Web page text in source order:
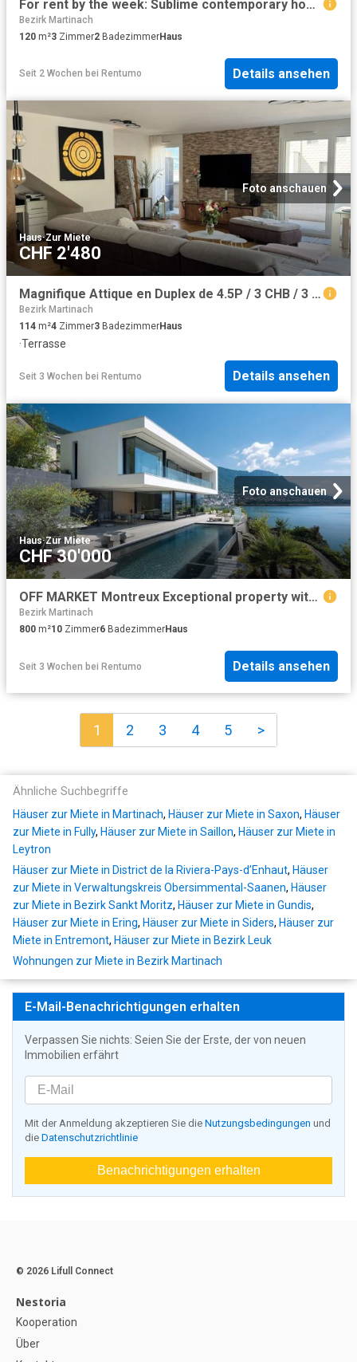
For rent by the week: Sublime contemporary house of 3.5 rooms in Lens
Bezirk Martinach
120 m²3 Zimmer2 BadezimmerHaus
Seit 2 Wochen bei Rentumo Details ansehen
Foto anschauen
Haus·Zur Miete
CHF 2'480
Magnifique Attique en Duplex de 4.5P / 3 CHB / 3 SDB / 1 grande terrasse / vue magnifique
Bezirk Martinach
114 m²4 Zimmer3 BadezimmerHaus
·Terrasse
Seit 3 Wochen bei Rentumo Details ansehen
Foto anschauen
Haus·Zur Miete
CHF 30'000
OFF MARKET Montreux Exceptional property with panoramic views of the lake and the Alps
Bezirk Martinach
800 m²10 Zimmer6 BadezimmerHaus
Seit 3 Wochen bei Rentumo Details ansehen
1 2 3 4 5 >
Ähnliche Suchbegriffe
Häuser zur Miete in Martinach, Häuser zur Miete in Saxon, Häuser
zur Miete in Fully, Häuser zur Miete in Saillon, Häuser zur Miete in
Leytron
Häuser zur Miete in District de la Riviera-Pays-d’Enhaut, Häuser
zur Miete in Verwaltungskreis Obersimmental-Saanen, Häuser
zur Miete in Bezirk Sankt Moritz, Häuser zur Miete in Gundis,
Häuser zur Miete in Ering, Häuser zur Miete in Siders, Häuser zur
Miete in Entremont, Häuser zur Miete in Bezirk Leuk
Wohnungen zur Miete in Bezirk Martinach
E-Mail-Benachrichtigungen erhalten
Verpassen Sie nichts: Seien Sie der Erste, der von neuen
Immobilien erfährt
Mit der Anmeldung akzeptieren Sie die Nutzungsbedingungen und
die Datenschutzrichtlinie
Benachrichtigungen erhalten
© 2026 Lifull Connect
Nestoria
Kooperation
Über